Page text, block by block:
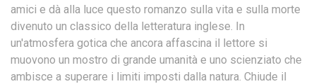
amici e dà alla luce questo romanzo sulla vita e sulla morte
divenuto un classico della letteratura inglese. In
un'atmosfera gotica che ancora affascina il lettore si
muovono un mostro di grande umanità e uno scienziato che
ambisce a superare i limiti imposti dalla natura. Chiude il